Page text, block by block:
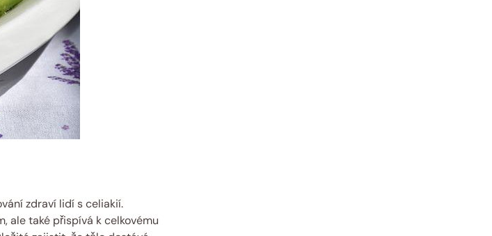
zdraví lidí s celiakií.
ale také přispívá k celkovému